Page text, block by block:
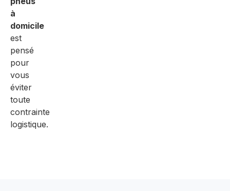
à
domicile
est
pensé
pour
vous
éviter
toute
contrainte
logistique.